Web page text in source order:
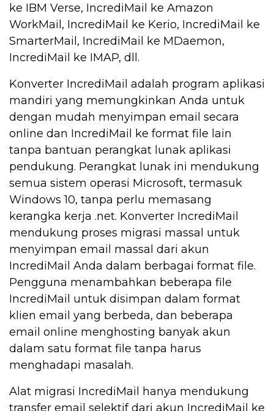
ke IBM Verse, IncrediMail ke Amazon
WorkMail, IncrediMail ke Kerio, IncrediMail ke
SmarterMail, IncrediMail ke MDaemon,
IncrediMail ke IMAP, dll.
Konverter IncrediMail adalah program aplikasi
mandiri yang memungkinkan Anda untuk
dengan mudah menyimpan email secara
online dan IncrediMail ke format file lain
tanpa bantuan perangkat lunak aplikasi
pendukung. Perangkat lunak ini mendukung
semua sistem operasi Microsoft, termasuk
Windows 10, tanpa perlu memasang
kerangka kerja .net. Konverter IncrediMail
mendukung proses migrasi massal untuk
menyimpan email massal dari akun
IncrediMail Anda dalam berbagai format file.
Pengguna menambahkan beberapa file
IncrediMail untuk disimpan dalam format
klien email yang berbeda, dan beberapa
email online menghosting banyak akun
dalam satu format file tanpa harus
menghadapi masalah.
Alat migrasi IncrediMail hanya mendukung
transfer email selektif dari akun IncrediMail ke